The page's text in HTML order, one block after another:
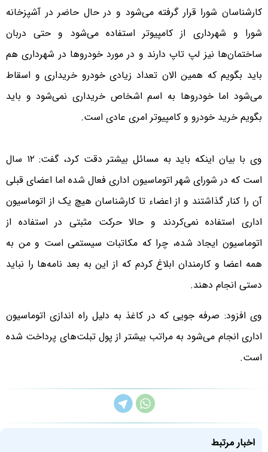
کارشناسان شورا قرار گرفته می‌شود و در حال حاضر در آشپزخانه
شورا و شهرداری از کامپیوتر استفاده می‌شود و حتی دربان
ساختمان‌ها نیز لپ تاپ دارند و در مورد خودروها در شهرداری هم
باید بگویم که همین الان تعداد زیادی خودرو خریداری و اسقاط
می‌شود اما خودروها به اسم اشخاص خریداری نمی‌شود و باید
بگویم خرید خودرو و کامپیوتر امری عادی است.
وی با بیان اینکه باید به مسائل بیشتر دقت کرد، گفت: ۱۲ سال
است که در شورای شهر اتوماسیون اداری فعال شده اما اعضای قبلی
آن را کنار گذاشتند و از اعضاء تا کارشناسان هیچ یک از اتوماسیون
اداری استفاده نمی‌کردند و حالا حرکت مثبتی در استفاده از
اتوماسیون ایجاد شده، چرا که مکاتبات سیستمی است و من به
همه اعضا و کارمندان ابلاغ کردم که از این به بعد نامه‌ها را نباید
دستی انجام دهند.
وی افزود: صرفه جویی که در کاغذ به دلیل راه اندازی اتوماسیون
اداری انجام می‌شود به مراتب بیشتر از پول تبلت‌های پرداخت شده
است.
اخبار مرتبط